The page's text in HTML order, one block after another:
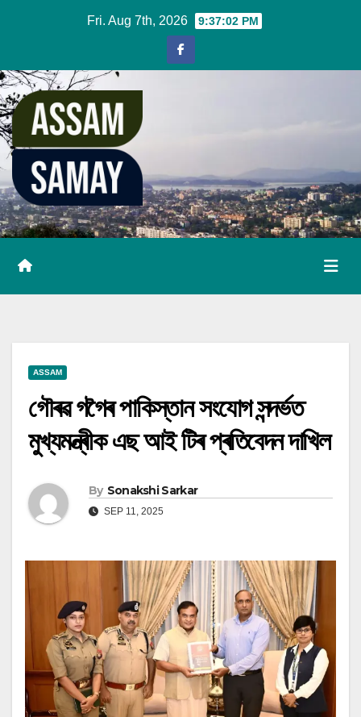
Fri. Aug 7th, 2026 9:37:03 PM
ASSAM
গৌৰৱ গগৈৰ পাকিস্তান সংযোগ সন্দর্ভত
মুখ্যমন্ত্ৰীক এছ আই টিৰ প্ৰতিবেদন দাখিল
By Sonakshi Sarkar
SEP 11, 2025